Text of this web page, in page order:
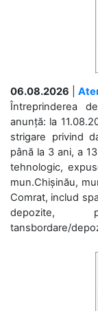
06.08.2026
Întreprinderea
anunță: la
strigare privind
până la 3 ani, a
tehnologic,
mun.Chișinău,
Comrat, includ
depozite,
tansbordare/